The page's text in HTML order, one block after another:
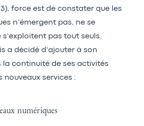
force est de constater que les
n’émergent pas, ne se
pas tout seuls.
a décidé d’ajouter à son
continuité de ses activités
services :
numériques